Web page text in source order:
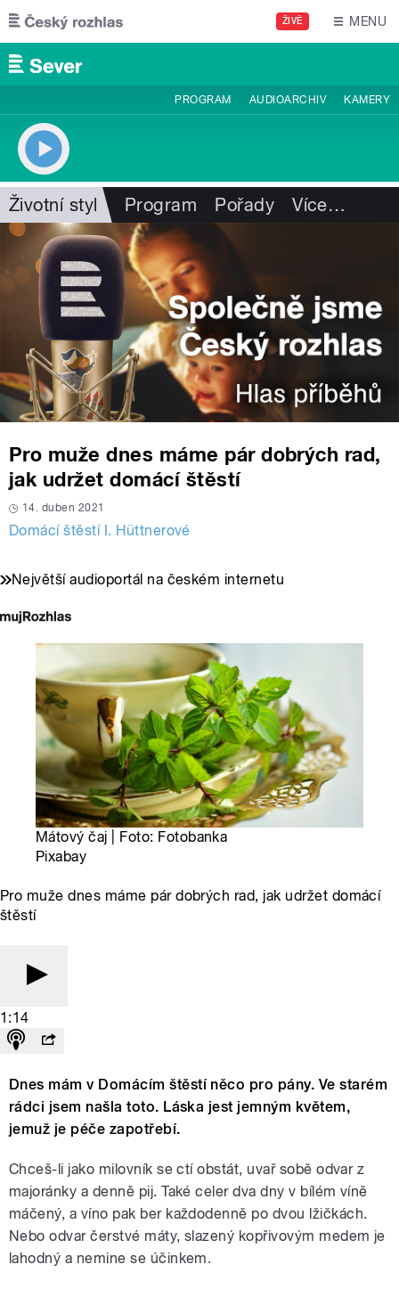
Přejít k hlavnímu obsahu
ŽIVĚ MENU
PROGRAM AUDIOARCHIV KAMERY
Životní styl Program Pořady Více…
Pro muže dnes máme pár dobrých rad,
jak udržet domácí štěstí
14. duben 2021
Domácí štěstí I. Hüttnerové
Největší audioportál na českém internetu
Mátový čaj | Foto: Fotobanka
Pixabay
Pro muže dnes máme pár dobrých rad, jak udržet domácí
štěstí
1:14
Dnes mám v Domácím štěstí něco pro pány. Ve starém
rádci jsem našla toto. Láska jest jemným květem,
jemuž je péče zapotřebí.
Chceš-li jako milovník se ctí obstát, uvař sobě odvar z
majoránky a denně pij. Také celer dva dny v bílém víně
máčený, a víno pak ber každodenně po dvou lžičkách.
Nebo odvar čerstvé máty, slazený kopřivovým medem je
lahodný a nemine se účinkem.